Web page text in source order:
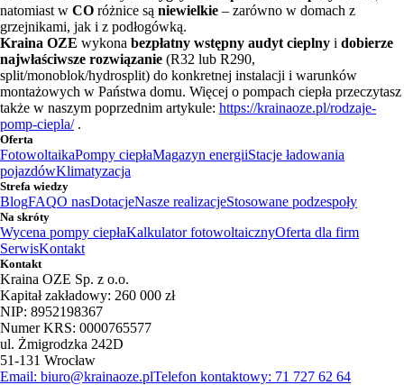
natomiast w CO różnice są niewielkie – zarówno w domach z
grzejnikami, jak i z podłogówką.
Kraina OZE wykona bezpłatny wstępny audyt cieplny i dobierze
najwłaściwsze rozwiązanie (R32 lub R290,
split/monoblok/hydrosplit) do konkretnej instalacji i warunków
montażowych w Państwa domu. Więcej o pompach ciepła przeczytasz
także w naszym poprzednim artykule: https://krainaoze.pl/rodzaje-
pomp-ciepla/.
Oferta
FotowoltaikaPompy ciepłaMagazyn energiiStacje ładowania
pojazdówKlimatyzacja
Strefa wiedzy
BlogFAQO nasDotacjeNasze realizacjeStosowane podzespoły
Na skróty
Wycena pompy ciepłaKalkulator fotowoltaicznyOferta dla firm
SerwisKontakt
Kontakt
Kraina OZE Sp. z o.o.
Kapitał zakładowy: 260 000 zł
NIP: 8952198367
Numer KRS: 0000765577
ul. Żmigrodzka 242D
51-131 Wrocław
Email: biuro@krainaoze.plTelefon kontaktowy: 71 727 62 64